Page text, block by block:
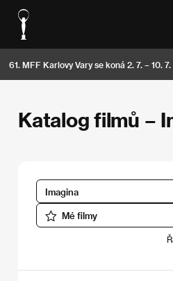
61. MFF Karlovy Vary se koná 2. 7. – 10.
Katalog filmů –
Imagina
Mé filmy